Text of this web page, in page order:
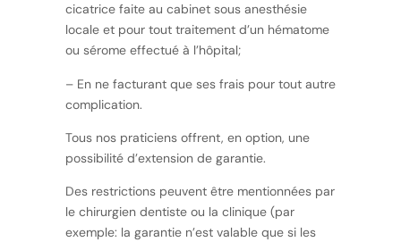
cicatrice faite au cabinet sous anesthésie
locale et pour tout traitement d’un hématome
ou sérome effectué à l’hôpital;
– En ne facturant que ses frais pour tout autre
complication.
Tous nos praticiens offrent, en option, une
possibilité d’extension de garantie.
Des restrictions peuvent être mentionnées par
le chirurgien dentiste ou la clinique (par
exemple: la garantie n’est valable que si les